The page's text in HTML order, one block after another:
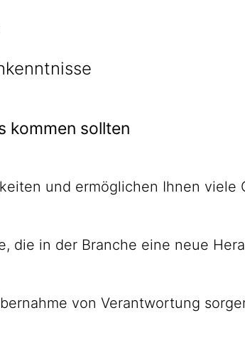
kommen sollten
und ermög­lichen Ihnen viele
die in der Branche eine neue
von Ver­ant­wor­tung